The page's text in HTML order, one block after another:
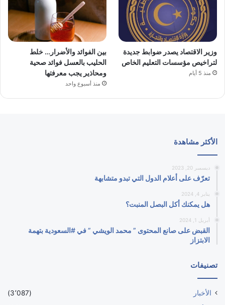
وزير الاقتصاد يصدر ضوابط جديدة
لتراخيص مؤسسات التعليم الخاص
منذ 5 أيام
بين الفوائد والأضرار… خلط
الحليب بالعسل فوائد صحية
ومحاذير يجب معرفتها
منذ أسبوع واحد
الأكثر مشاهدة
ديسمبر 20, 2023
تعرّف على أعلام الدول التي تبدو متشابهة
يناير 4, 2024
هل يمكنك أكل البصل المنبت؟
أبريل 1, 2024
القبض على صانع المحتوى ” محمد الويشي ” في #السعودية بتهمة
الابتزاز
تصنيفات
الأخبار (3٬087)